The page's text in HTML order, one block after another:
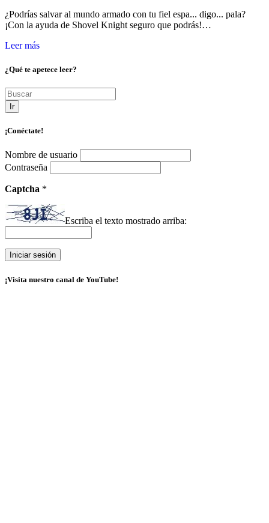
¿Podrías salvar al mundo armado con tu fiel espa... digo... pala?
¡Con la ayuda de Shovel Knight seguro que podrás!…
Leer más
¿Qué te apetece leer?
Ir
¡Conéctate!
Nombre de usuario
Contraseña
Captcha *
Escriba el texto mostrado arriba:
¡Visita nuestro canal de YouTube!